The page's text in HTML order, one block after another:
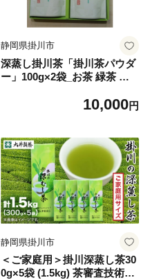
静岡県掛川市
深蒸し掛川茶「掛川茶パウダ
ー」100g×2袋_お茶 緑茶 抹
茶 深蒸し お菓子作り 料理 お
10,000円
静岡県掛川市
＜ご家庭用＞掛川深蒸し茶30
0g×5袋 (1.5kg) 茶審査技術八